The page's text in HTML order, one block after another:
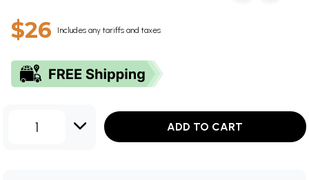
$26 Includes any tariffs and taxes
1 ADD TO CART